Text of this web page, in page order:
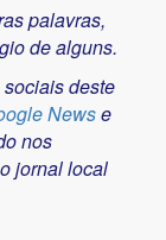
palavras,
de alguns.
deste
Newse
nos
jornal local